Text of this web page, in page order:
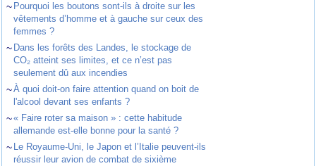
~ Pourquoi les boutons sont-ils à droite sur les
vêtements d’homme et à gauche sur ceux des
femmes ?
~ Dans les forêts des Landes, le stockage de
CO₂ atteint ses limites, et ce n’est pas
seulement dû aux incendies
~À quoi doit-on faire attention quand on boit de
l'alcool devant ses enfants ?
~« Faire roter sa maison » : cette habitude
allemande est-elle bonne pour la santé ?
~ Le Royaume-Uni, le Japon et l’Italie peuvent-ils
réussir leur avion de combat de sixième